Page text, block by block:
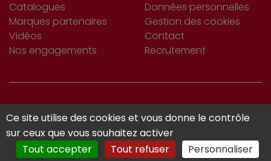
Catalogues
Marques partenaires
Vidéos
Nos engagements
Données personnelles
Gestion des cookies
Contact
Recrutement
S’INSCRIRE
À LA NEWSLETTER
Je m'abonne
Ce site utilise des cookies et vous donne le contrôle
sur ceux que vous souhaitez activer
Tout accepter
Tout refuser Personnaliser